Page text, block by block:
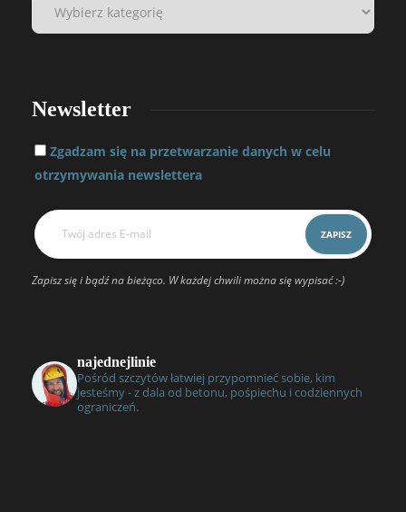
Newsletter
Zgadzam się na przetwarzanie danych w celu
otrzymywania newslettera
Zapisz się i bądź na bieżąco. W każdej chwili można się wypisać :-)
najednejlinie
Pośród szczytów łatwiej przypomnieć sobie, kim
jesteśmy - z dala od betonu, pośpiechu i codziennych
ograniczeń.